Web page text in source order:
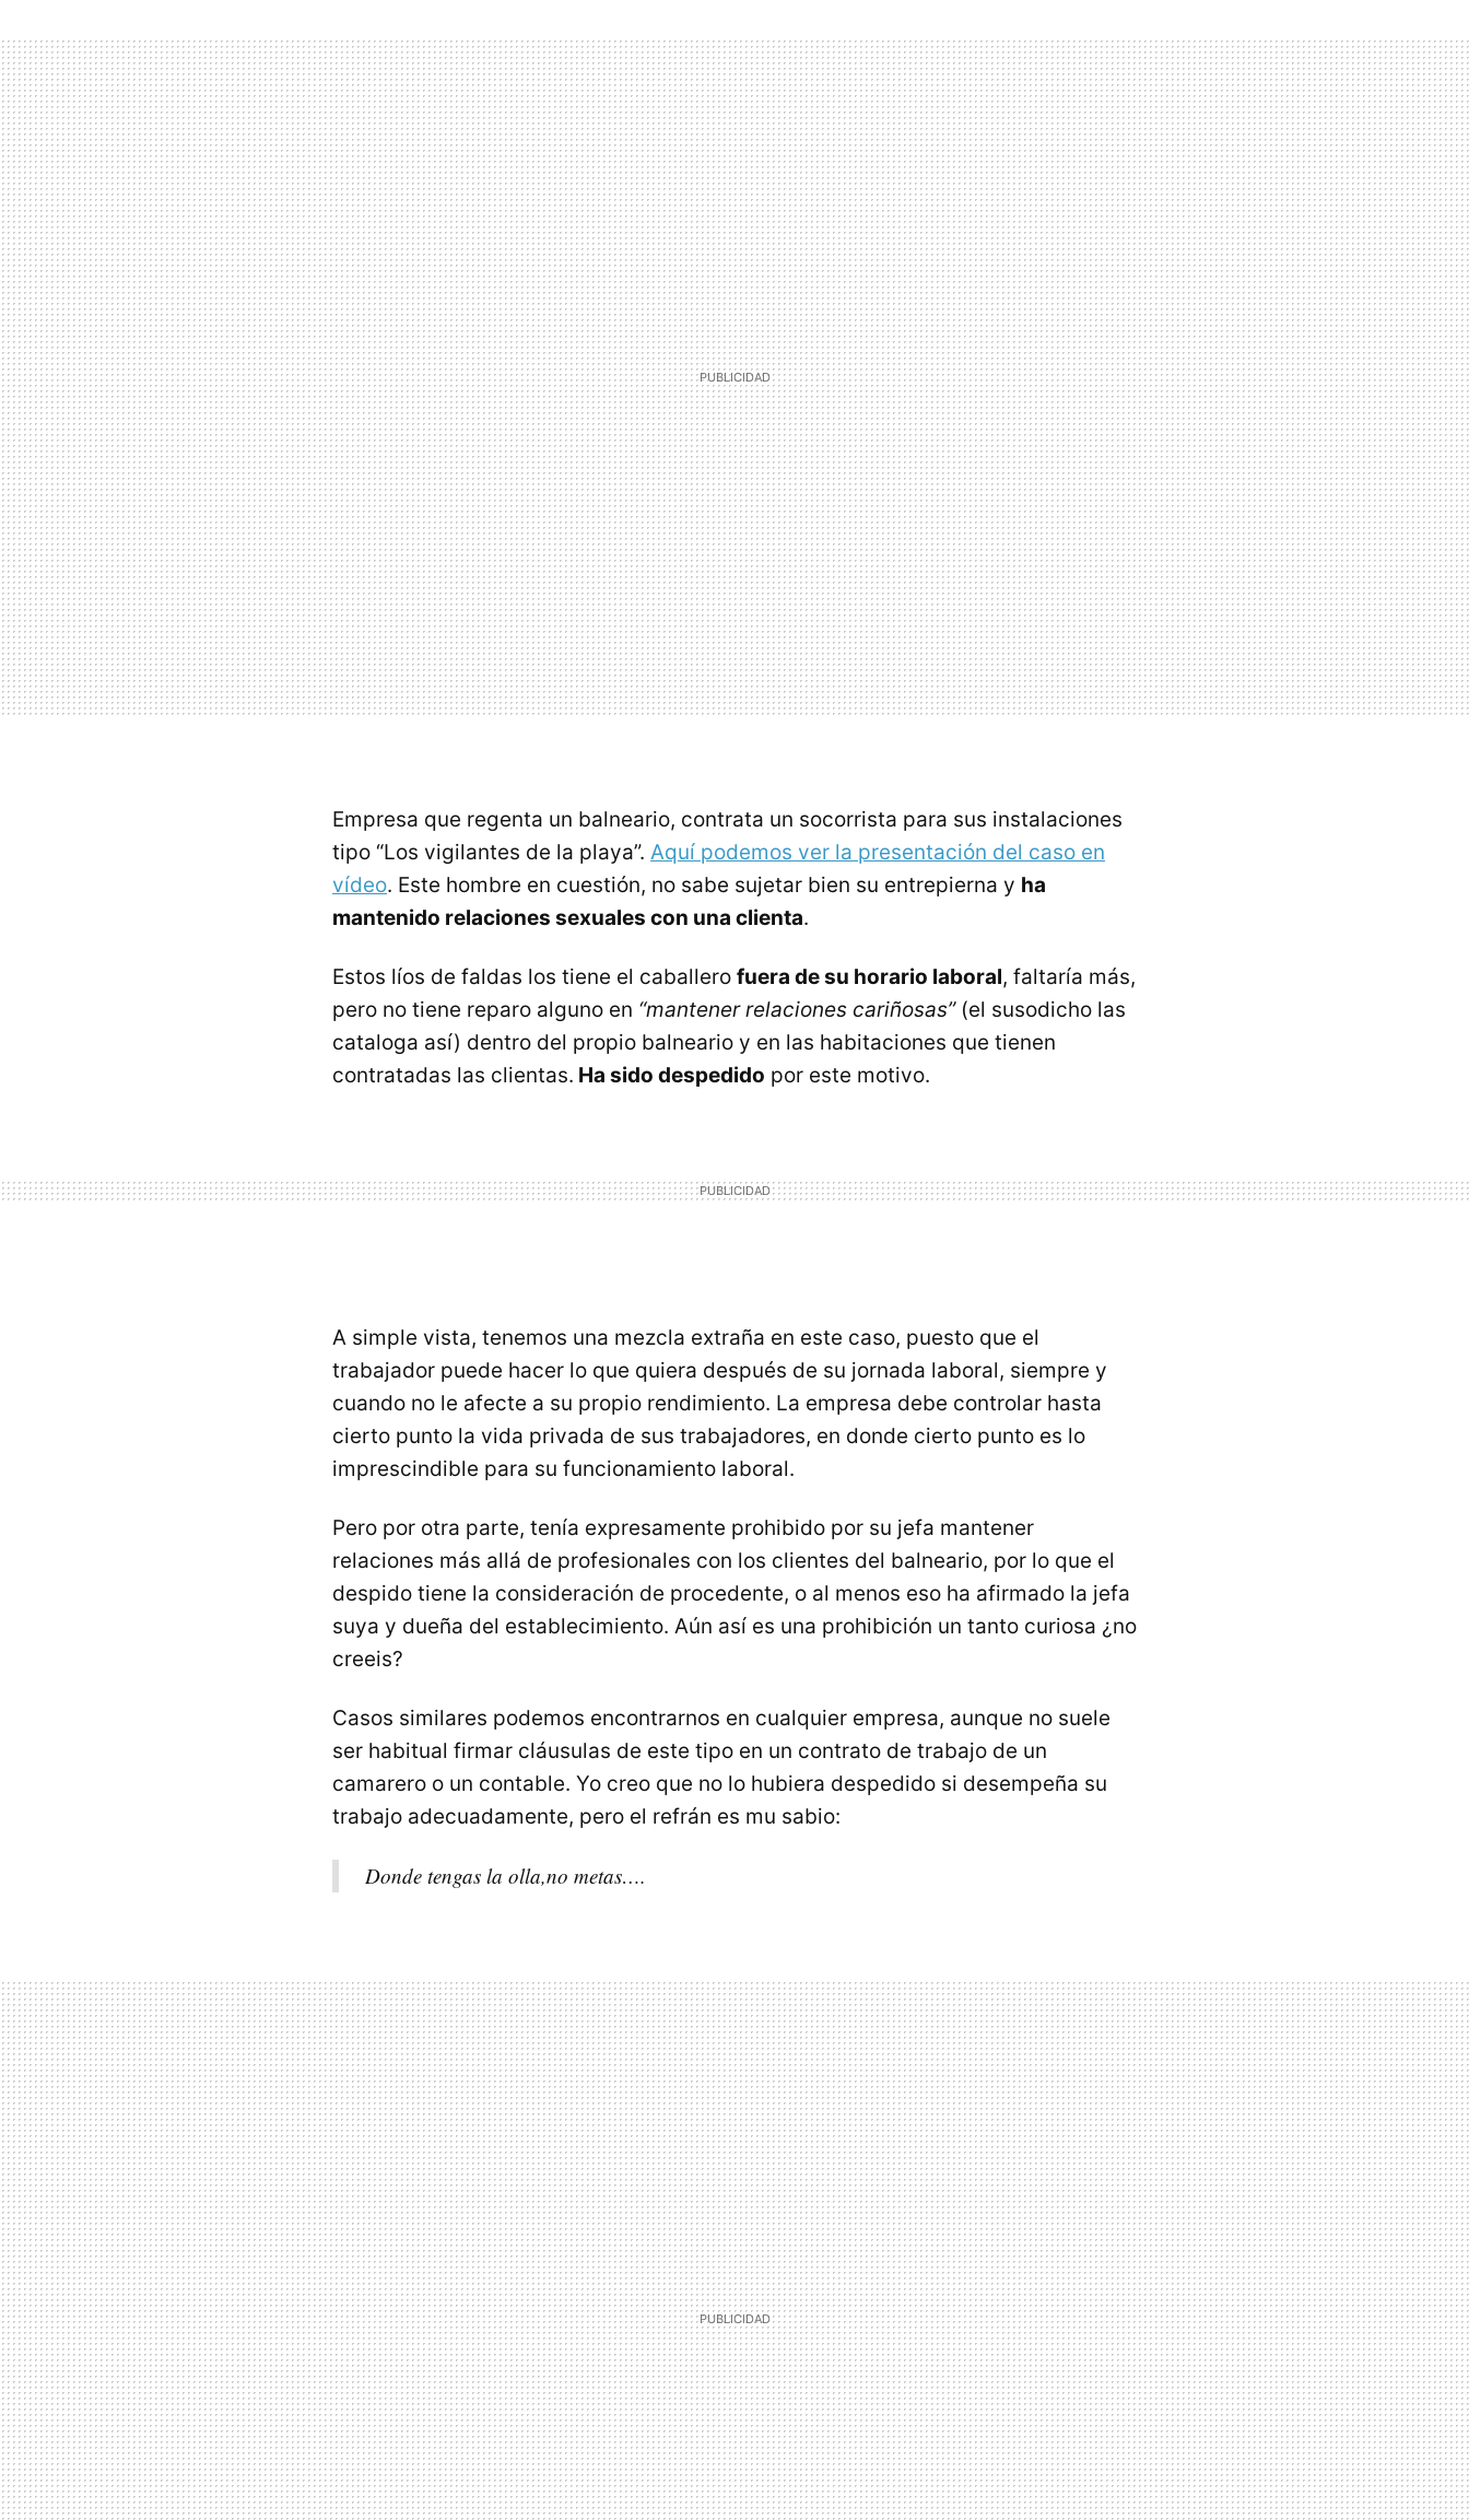
Empresa que regenta un balneario, contrata un socorrista para sus instalaciones
tipo “Los vigilantes de la playa”. Aquí podemos ver la presentación del caso en
vídeo. Este hombre en cuestión, no sabe sujetar bien su entrepierna y ha
mantenido relaciones sexuales con una clienta.
Estos líos de faldas los tiene el caballero fuera de su horario laboral, faltaría más,
pero no tiene reparo alguno en “mantener relaciones cariñosas”(el susodicho las
cataloga así) dentro del propio balneario y en las habitaciones que tienen
contratadas las clientas. Ha sido despedido por este motivo.
A simple vista, tenemos una mezcla extraña en este caso, puesto que el
trabajador puede hacer lo que quiera después de su jornada laboral, siempre y
cuando no le afecte a su propio rendimiento. La empresa debe controlar hasta
cierto punto la vida privada de sus trabajadores, en donde cierto punto es lo
imprescindible para su funcionamiento laboral.
Pero por otra parte, tenía expresamente prohibido por su jefa mantener
relaciones más allá de profesionales con los clientes del balneario, por lo que el
despido tiene la consideración de procedente, o al menos eso ha afirmado la jefa
suya y dueña del establecimiento. Aún así es una prohibición un tanto curiosa ¿no
creeis?
Casos similares podemos encontrarnos en cualquier empresa, aunque no suele
ser habitual firmar cláusulas de este tipo en un contrato de trabajo de un
camarero o un contable. Yo creo que no lo hubiera despedido si desempeña su
trabajo adecuadamente, pero el refrán es mu sabio:
Donde tengas la olla,no metas….